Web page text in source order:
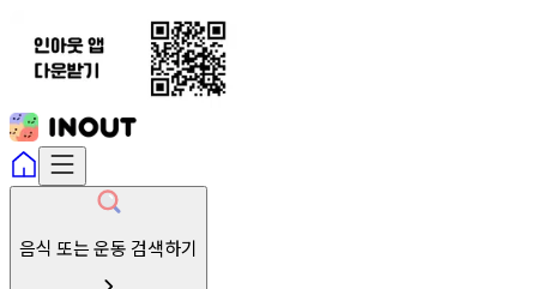
음식 또는 운동 검색하기